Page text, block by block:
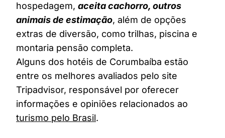
hospedagem, aceita cachorro, outros
animais de estimação, além de opções
extras de diversão, como trilhas, piscina e
montaria pensão completa.
Alguns dos hotéis de Corumbaíba estão
entre os melhores avaliados pelo site
Tripadvisor, responsável por oferecer
informações e opiniões relacionados ao
turismo pelo Brasil.